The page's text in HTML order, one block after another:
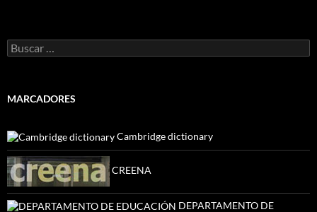
Buscar:
MARCADORES
Cambridge dictionary
CREENA
DEPARTAMENTO DE